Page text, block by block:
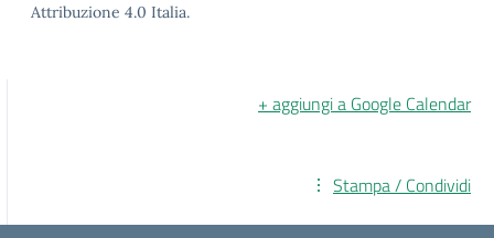
Attribuzione 4.0 Italia.
+ aggiungi a Google Calendar
Stampa / Condividi